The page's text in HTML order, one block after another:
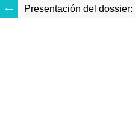
Presentación del